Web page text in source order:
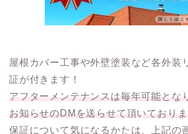
屋根カバー工事や外壁塗装など各外装
証が付きます！
アフターメンテナンスは毎年可能とな
お知らせのDMを送らせて頂いておりま
保証について気になるかたは、上記の